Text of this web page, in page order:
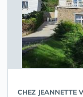
CHEZ JEANNETTE